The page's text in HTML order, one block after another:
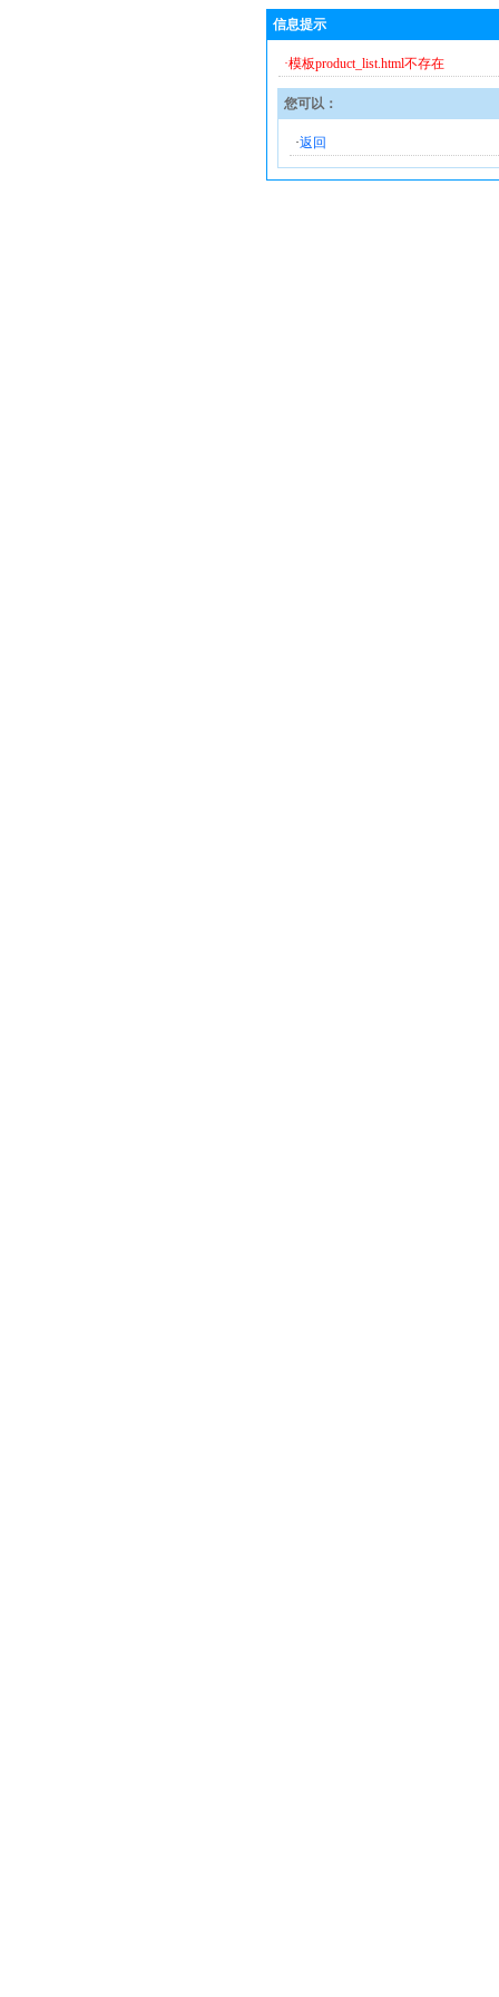
信息提示
·模板product_list.html不存在
您可以：
·返回